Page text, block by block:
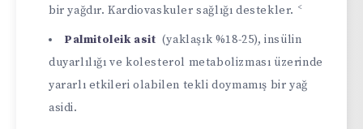
bir yağdır. Kardiovaskuler sağlığı destekler. <
Palmitoleik asit (yaklaşık %18-25), insülin
duyarlılığı ve kolesterol metabolizması üzerinde
yararlı etkileri olabilen tekli doymamış bir yağ
asidi.